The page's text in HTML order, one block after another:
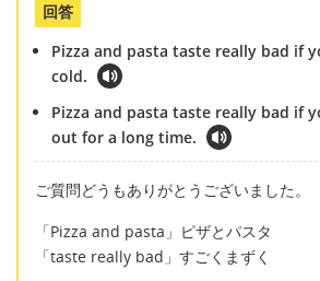
回答
Pizza and pasta taste really bad if
cold.
Pizza and pasta taste really bad if
out for a long time.
ご質問どうもありがとうございました。
「Pizza and pasta」ピザとパスタ
「taste really bad」すごくまずく